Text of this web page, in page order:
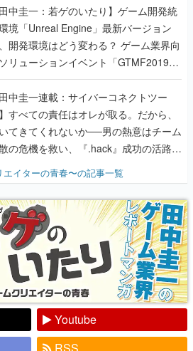
ソリューションイベント「GTMF2019」
って、より理解を深めよう【PR】
中圭一連載：サイバーコネクトツー
すべての責任はオレが取る。だから、
てきてくれないか──男の熱意はチーム
散の危機を救い、『.hack』成功の活路を
。業界の快男児・松山 洋に流れる血は
年ジャンプ』色だった【若ゲのいた
エイターの青春〜の記事一覧
Youtube
RSS